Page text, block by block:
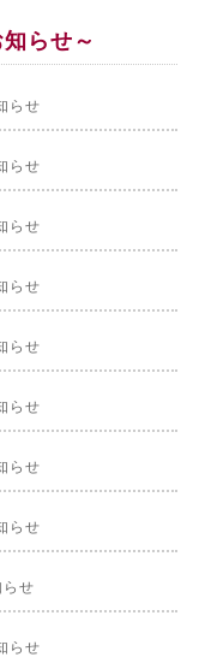
らせ～
らせ
らせ
らせ
らせ
らせ
らせ
らせ
らせ
せ
らせ